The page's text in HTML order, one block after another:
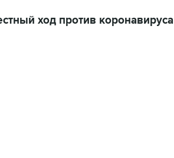
ход против коронавируса